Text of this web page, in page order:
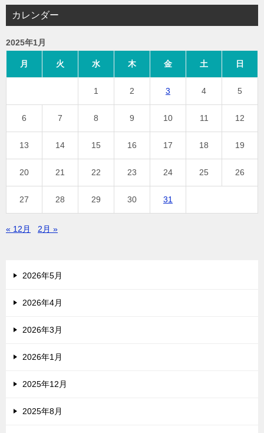
カレンダー
2025年1月
月 火 水 木 金 土 日
1 2 3 4 5
6 7 8 9 10 11 12
13 14 15 16 17 18 19
20 21 22 23 24 25 26
27 28 29 30 31
« 12月 2月 »
2026年5月
2026年4月
2026年3月
2026年1月
2025年12月
2025年8月